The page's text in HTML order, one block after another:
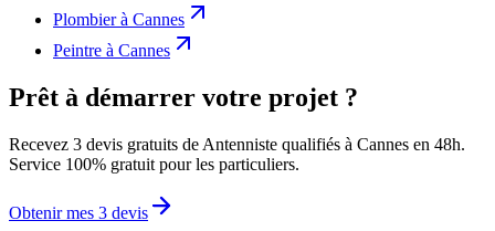
Plombierà Cannes
Peintre à Cannes
Prêt à démarrer votre projet ?
Recevez 3 devis gratuits de Antenniste qualifiés à Cannes en 48h.
Service 100% gratuit pour les particuliers.
Obtenir mes 3 devis